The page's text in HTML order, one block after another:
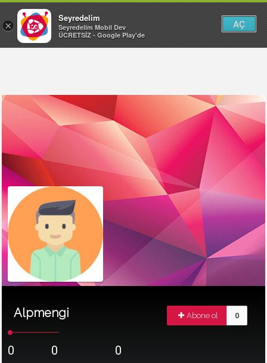
Alpmengi Abone ol 0
0 0 0
×
Seyredelim
Seyredelim Mobil Dev
ÜCRETSİZ - Google Play'de
AÇ